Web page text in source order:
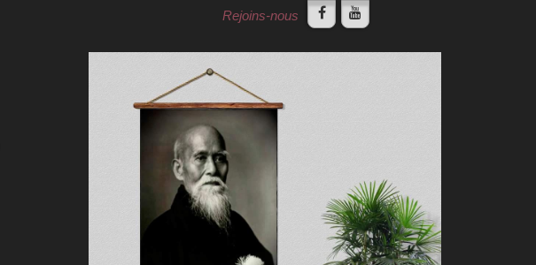
Rejoins-nous